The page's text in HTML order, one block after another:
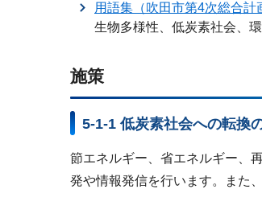
用語集（吹田市第4次総合計
生物多様性、低炭素社会、
施策
5-1-1 低炭素社会への転換
節エネルギー、省エネルギー、
発や情報発信を行います。また